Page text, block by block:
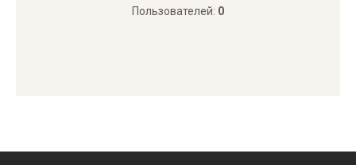
Пользователей: 0